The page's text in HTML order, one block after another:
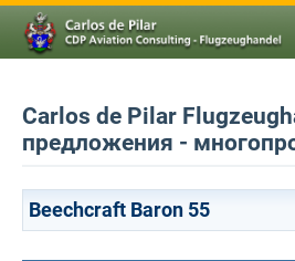
Carlos de Pilar
предложения -
Beechcraft Baron 55